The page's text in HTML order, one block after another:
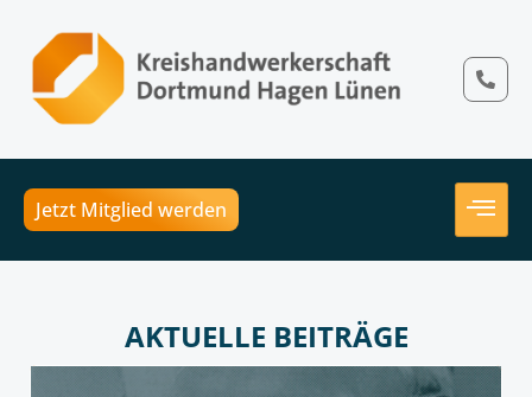
Jetzt Mitglied werden
AKTUELLE BEITRÄGE